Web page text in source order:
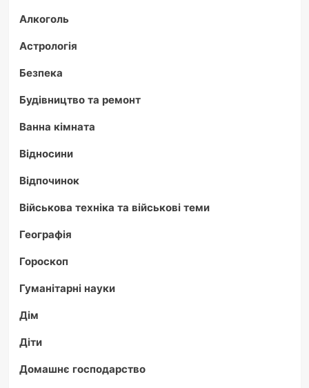
Алкоголь
Астрологія
Безпека
Будівництво та ремонт
Ванна кімната
Відносини
Відпочинок
Військова техніка та військові теми
Географія
Гороскоп
Гуманітарні науки
Дім
Діти
Домашнє господарство